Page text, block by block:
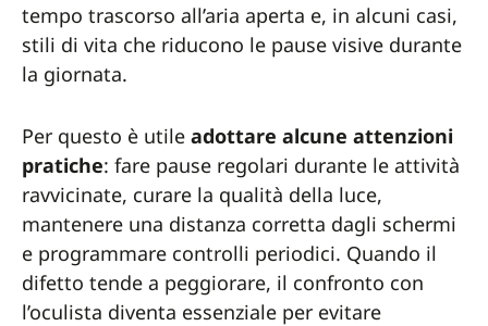
tempo trascorso all’aria aperta e, in alcuni casi,
stili di vita che riducono le pause visive durante
la giornata.
Per questo è utile adottare alcune attenzioni
pratiche: fare pause regolari durante le attività
ravvicinate, curare la qualità della luce,
mantenere una distanza corretta dagli schermi
e programmare controlli periodici. Quando il
difetto tende a peggiorare, il confronto con
l’oculista diventa essenziale per evitare